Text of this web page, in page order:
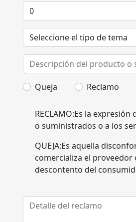
Queja Reclamo
RECLAMO:Es la
o suministrados o a los
QUEJA:Es aquella
comercializa el proveedor
descontento del